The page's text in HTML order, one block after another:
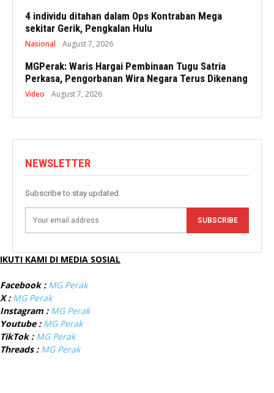
4 individu ditahan dalam Ops Kontraban Mega
sekitar Gerik, Pengkalan Hulu
Nasional August 7, 2026
MGPerak: Waris Hargai Pembinaan Tugu Satria
Perkasa, Pengorbanan Wira Negara Terus Dikenang
Video August 7, 2026
NEWSLETTER
Subscribe to stay updated.
SUBSCRIBE
IKUTI KAMI DI MEDIA SOSIAL
Facebook : MG Perak
X : MG Perak
Instagram : MG Perak
Youtube : MG Perak
TikTok : MG Perak
Threads : MG Perak